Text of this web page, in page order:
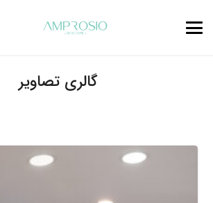
گالری تصاویر